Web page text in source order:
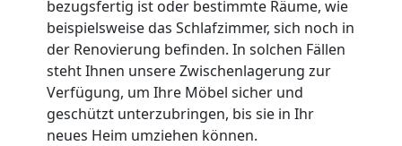
bezugsfertig ist oder bestimmte Räume, wie
beispielsweise das Schlafzimmer, sich noch in
der Renovierung befinden. In solchen Fällen
steht Ihnen unsere Zwischenlagerung zur
Verfügung, um Ihre Möbel sicher und
geschützt unterzubringen, bis sie in Ihr
neues Heim umziehen können.
Nationaler
Umzug